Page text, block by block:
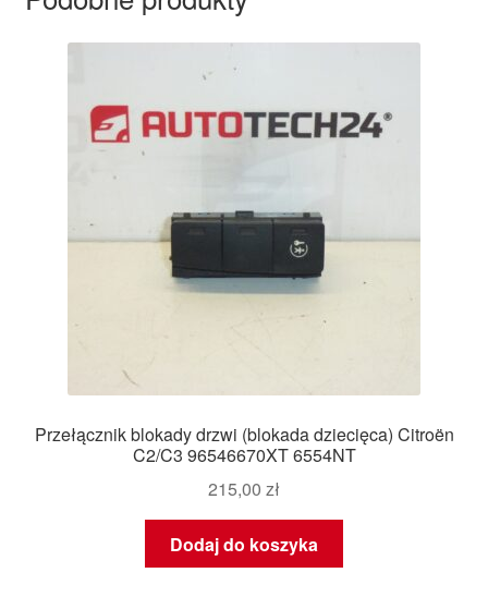
Przełącznik blokady drzwi (blokada dziecięca) Citroën
C2/C3 96546670XT 6554NT
215,00 zł
Dodaj do koszyka